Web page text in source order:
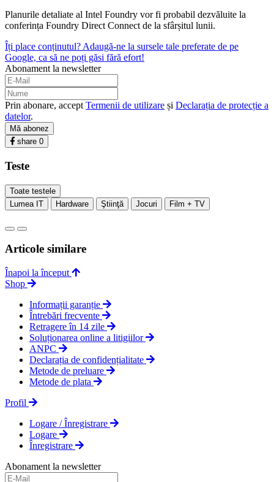
Planurile detaliate al Intel Foundry vor fi probabil dezvăluite la
conferința Foundry Direct Connect de la sfârșitul lunii.
Îți place conținutul? Adaugă-ne la sursele tale preferate de pe
Google, ca să ne poți găsi fără efort!
Abonament la newsletter
Prin abonare, accept Termenii de utilizare și Declarația de protecție a
datelor.
Mă abonez
share 0
Teste
Toate testele
Lumea IT
Hardware Ştiinţă Jocuri Film + TV
Articole similare
Înapoi la început
Shop
Informații garanție
Întrebări frecvente
Retragere în 14 zile
Soluționarea online a litigiilor
ANPC
Declarația de confidențialitate
Metode de preluare
Metode de plata
Profil
Logare / Înregistrare
Logare
Înregistrare
Abonament la newsletter